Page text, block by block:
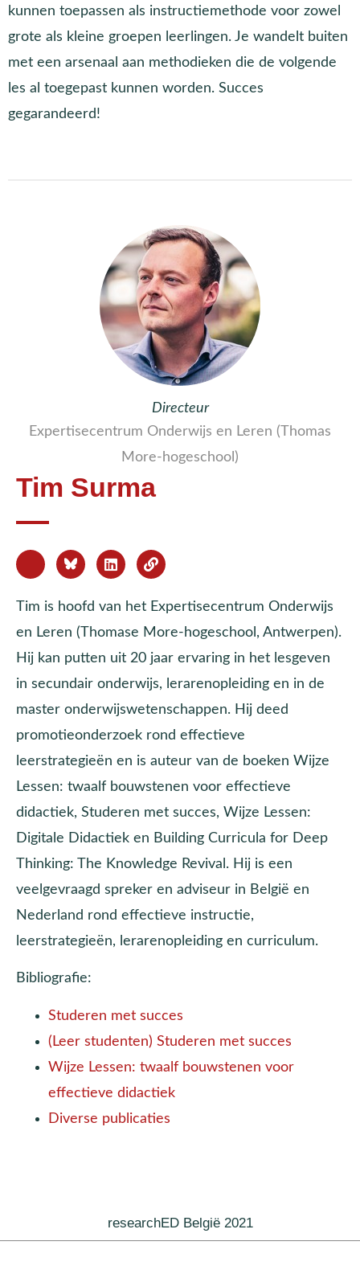
kunnen toepassen als instructiemethode voor zowel
grote als kleine groepen leerlingen. Je wandelt buiten
met een arsenaal aan methodieken die de volgende
les al toegepast kunnen worden. Succes
gegarandeerd!
Directeur
Expertisecentrum Onderwijs en Leren (Thomas
More-hogeschool)
Tim Surma
Tim is hoofd van het Expertisecentrum Onderwijs
en Leren (Thomase More-hogeschool, Antwerpen).
Hij kan putten uit 20 jaar ervaring in het lesgeven
in secundair onderwijs, lerarenopleiding en in de
master onderwijswetenschappen. Hij deed
promotieonderzoek rond effectieve
leerstrategieën en is auteur van de boeken Wijze
Lessen: twaalf bouwstenen voor effectieve
didactiek, Studeren met succes, Wijze Lessen:
Digitale Didactiek en Building Curricula for Deep
Thinking: The Knowledge Revival. Hij is een
veelgevraagd spreker en adviseur in België en
Nederland rond effectieve instructie,
leerstrategieën, lerarenopleiding en curriculum.
Bibliografie:
Studeren met succes
(Leer studenten) Studeren met succes
Wijze Lessen: twaalf bouwstenen voor
effectieve didactiek
Diverse publicaties
researchED België 2021